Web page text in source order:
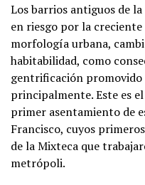
Los barrios antiguos de
en riesgo por la
morfología urbana,
habitabilidad, como
gentrificación
principalmente. Este es
primer asentamiento de
Francisco, cuyos
de la Mixteca que
metrópoli.